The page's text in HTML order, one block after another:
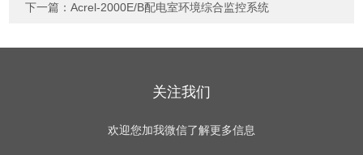
下一篇：Acrel-2000E/B配电室环境综合监控系统
关注我们
欢迎您加我微信了解更多信息